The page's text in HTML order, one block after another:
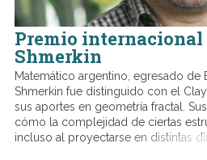
Premio internacional
Shmerkin
Matemático argentino, egresado de
Shmerkin fue distinguido con el
sus aportes en geometría fractal.
cómo la complejidad de ciertas
incluso al proyectarse en distintas